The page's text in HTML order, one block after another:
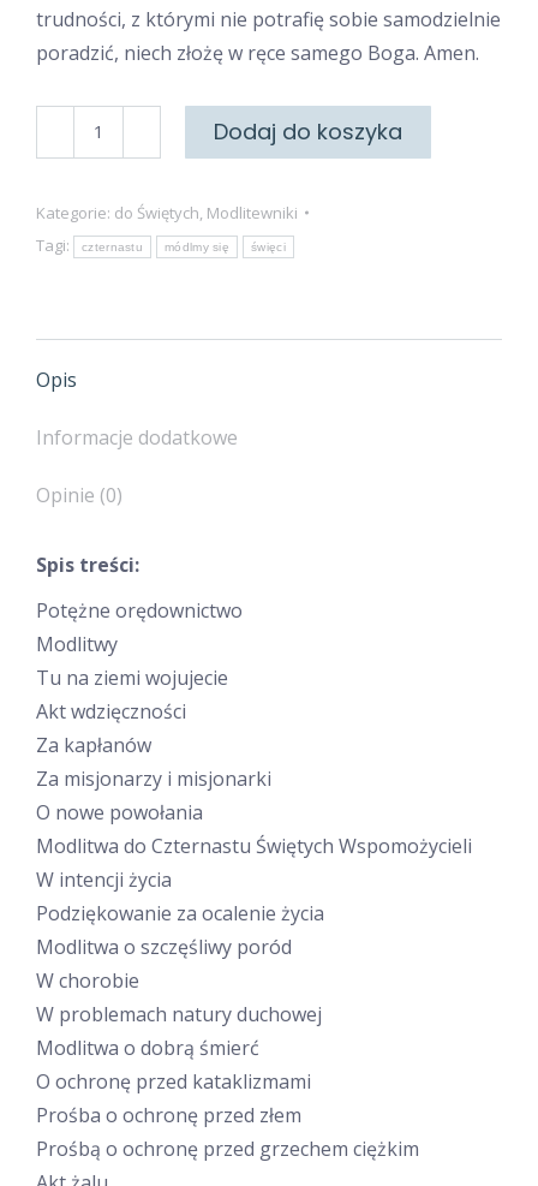
trudności, z którymi nie potrafię sobie samodzielnie
poradzić, niech złożę w ręce samego Boga. Amen.
Do
Świętych
Wspomożycieli
Dodaj do koszyka
Kategorie: do Świętych Modlitewniki
Tagi:
czternastu módlmy się święci
Opis
Informacje dodatkowe
Opinie (0)
Spis treści:
Potężne orędownictwo
Modlitwy
Tu na ziemi wojujecie
Akt wdzięczności
Za kapłanów
Za misjonarzy i misjonarki
O nowe powołania
Modlitwa do Czternastu Świętych Wspomożycieli
W intencji życia
Podziękowanie za ocalenie życia
Modlitwa o szczęśliwy poród
W chorobie
W problemach natury duchowej
Modlitwa o dobrą śmierć
O ochronę przed kataklizmami
Prośba o ochronę przed złem
Prośbą o ochronę przed grzechem ciężkim